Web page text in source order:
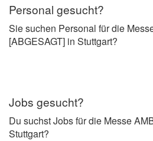
Personal gesucht?
Sie suchen Personal für die
[ABGESAGT] in Stuttgart?
Jobs gesucht?
Du suchst Jobs für die Messe
Stuttgart?